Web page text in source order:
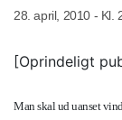
28. april, 2010 - Kl.
[Oprindeligt
Man skal ud uanset